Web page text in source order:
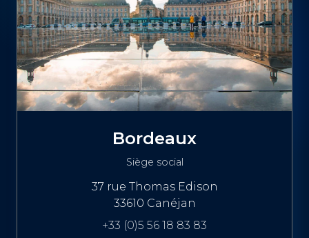
Bordeaux
Siège social
37 rue Thomas Edison
33610 Canéjan
+33 (0)5 56 18 83 83